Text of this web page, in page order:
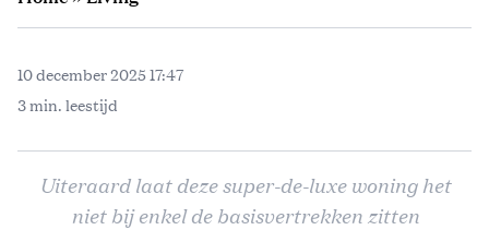
10 december 2025 17:47
3 min. leestijd
Uiteraard laat deze super-de-luxe woning het
niet bij enkel de basisvertrekken zitten